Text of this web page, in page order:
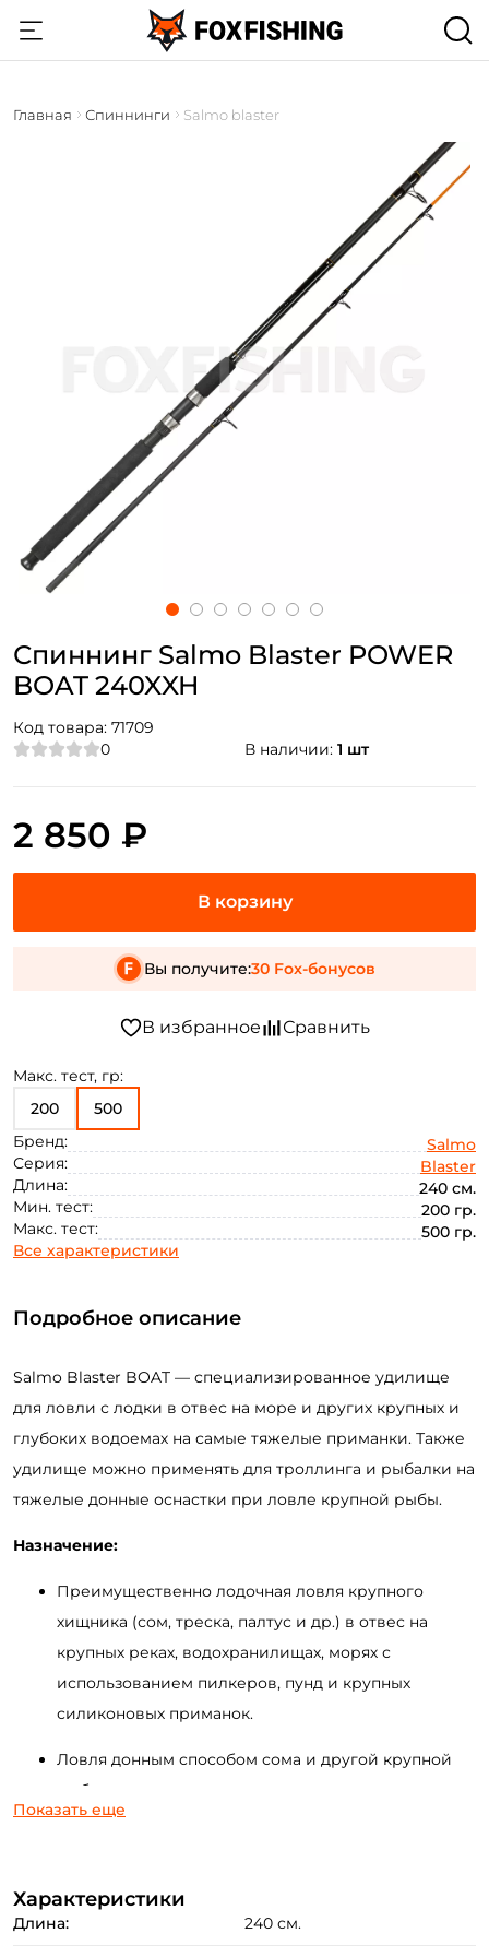
Главная Спиннинги Salmo blaster
Спиннинг Salmo Blaster POWER
BOAT 240XXH
Код товара: 71709
0
В наличии: 1 шт
Макс. тест, гр:
200
500
Бренд:
Salmo
Серия:
Blaster
Длина:
240 см.
Мин. тест:
200 гр.
Макс. тест:
500 гр.
Все характеристики
2 850 ₽
Вы получите:30 Fox-бонусов
Подробное описание
Salmo Blaster BOAT — специализированное удилище
для ловли с лодки в отвес на море и других крупных и
глубоких водоемах на самые тяжелые приманки. Также
удилище можно применять для троллинга и рыбалки на
тяжелые донные оснастки при ловле крупной рыбы.
Назначение:
Преимущественно лодочная ловля крупного
хищника (сом, треска, палтус и др.) в отвес на
крупных реках, водохранилищах, морях с
использованием пилкеров, пунд и крупных
силиконовых приманок.
Ловля донным способом сома и другой крупной
рыбы с применением различных кормушек и
натуральных наживок.
тяжелые воблеры и колеблющиеся блёсны.
Показать еще
Характеристики
Длина: 240 см.